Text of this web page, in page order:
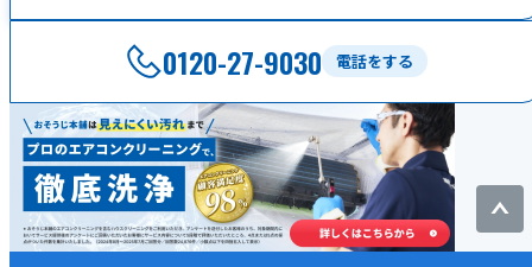
電話をする
0120-27-9030